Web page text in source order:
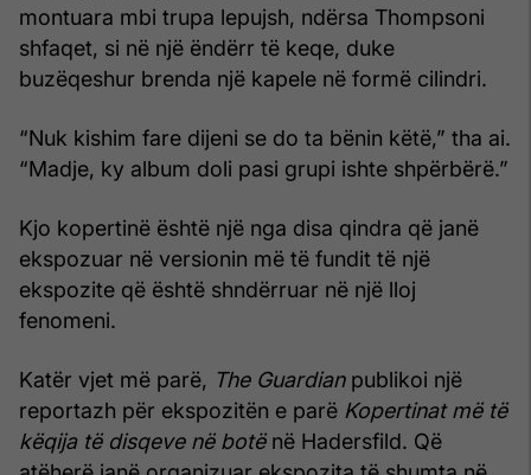
montuara mbi trupa lepujsh, ndërsa Thompsoni
shfaqet, si në një ëndërr të keqe, duke
buzëqeshur brenda një kapele në formë cilindri.
“Nuk kishim fare dijeni se do ta bënin këtë,” tha ai.
“Madje, ky album doli pasi grupi ishte shpërbërë.”
Kjo kopertinë është një nga disa qindra që janë
ekspozuar në versionin më të fundit të një
ekspozite që është shndërruar në një lloj
fenomeni.
Katër vjet më parë, The Guardianpublikoi një
reportazh për ekspozitën e parë Kopertinat më të
këqija të disqeve në botënë Hadersfild. Që